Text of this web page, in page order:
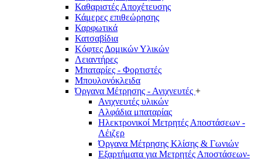
Καθαριστές Αποχέτευσης
Κάμερες επιθεώρησης
Καρφωτικά
Κατσαβίδια
Κόφτες Δομικών Υλικών
Λειαντήρες
Μπαταρίες - Φορτιστές
Μπουλονόκλειδα
Όργανα Μέτρησης - Ανιχνευτές +
Ανιχνευτές υλικών
Αλφάδια μπαταρίας
Ηλεκτρονικοί Μετρητές Αποστάσεων -
Λέιζερ
Όργανα Μέτρησης Κλίσης & Γωνιών
Εξαρτήματα για Μετρητές Αποστάσεων-